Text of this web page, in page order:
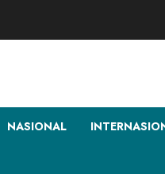
NASIONAL